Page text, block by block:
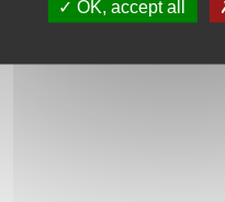
OK, accept all